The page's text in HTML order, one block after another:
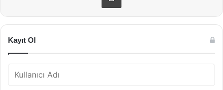
Kayıt Ol